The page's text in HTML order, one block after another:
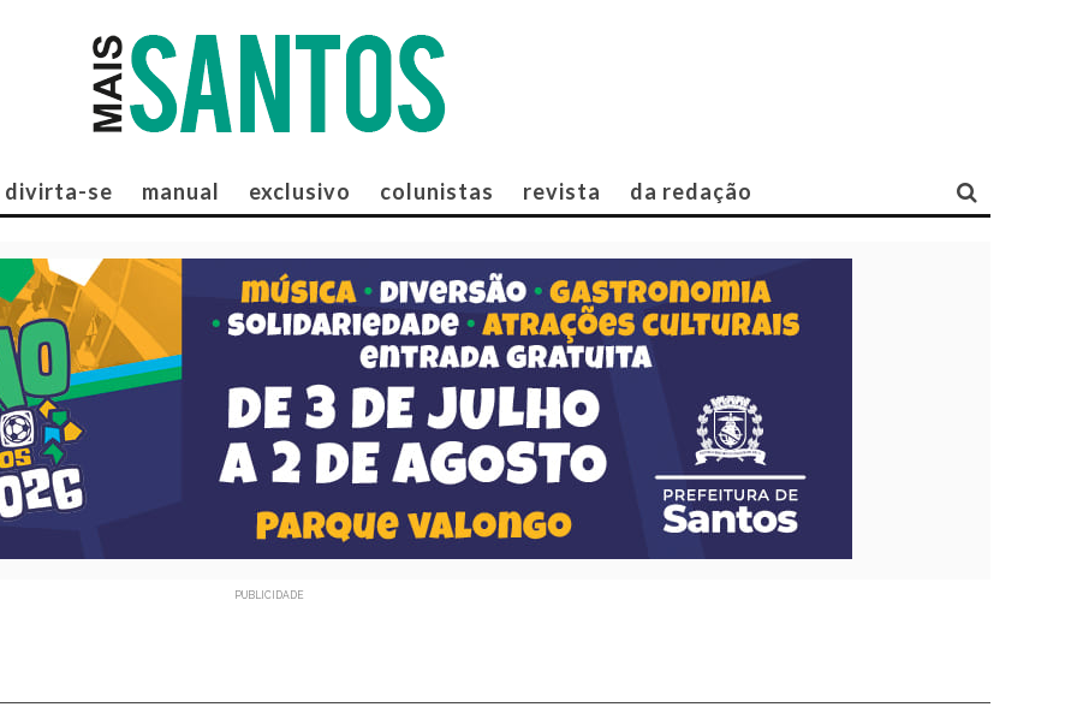
divirta-se manual exclusivo colunistas revista da redação
PUBLICIDADE